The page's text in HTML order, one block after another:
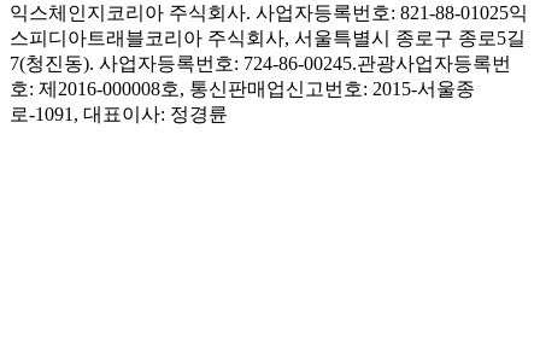
익스체인지코리아 주식회사. 사업자등록번호: 821-88-01025익
스피디아트래블코리아 주식회사, 서울특별시 종로구 종로5길
7(청진동). 사업자등록번호: 724-86-00245.관광사업자등록번
호: 제2016-000008호, 통신판매업신고번호: 2015-서울종
로-1091, 대표이사: 정경륜